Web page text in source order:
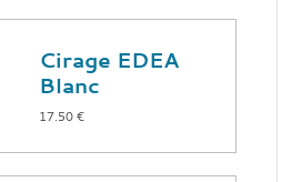
Cirage EDEA
Blanc
17.50 €